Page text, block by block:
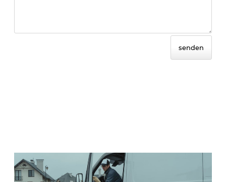
senden